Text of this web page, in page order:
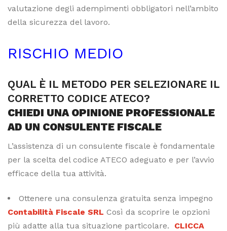
valutazione degli adempimenti obbligatori nell’ambito
della sicurezza del lavoro.
RISCHIO MEDIO
QUAL È IL METODO PER SELEZIONARE IL
CORRETTO CODICE ATECO?
CHIEDI UNA OPINIONE PROFESSIONALE
AD UN CONSULENTE FISCALE
L’assistenza di un consulente fiscale è fondamentale
per la scelta del codice ATECO adeguato e per l’avvio
efficace della tua attività.
Ottenere una consulenza gratuita senza impegno
Contabilità Fiscale SRL Così da scoprire le opzioni
più adatte alla tua situazione particolare. CLICCA